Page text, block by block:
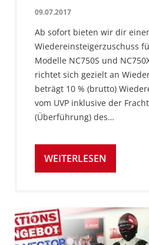
09.07.2017
Ab sofort bieten wir dir
Wiedereinsteigerzuschuss
Modelle NC750S und
richtet sich gezielt an
beträgt 10 % (brutto)
vom UVP inklusive der
(Überführung) des…
WEITERLESEN